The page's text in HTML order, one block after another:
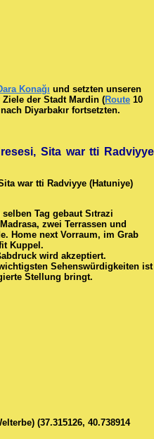
Konağı und setzten unseren
der Stadt Mardin (Route 10
Diyarbakır fortsetzten.
Sita war tti Radviyye
war tti Radviyye (Hatuniye)
Tag gebaut Sıtrazi
zwei Terrassen und
Home next Vorraum, im Grab
Kuppel.
wird akzeptiert.
Sehenswürdigkeiten ist
Stellung bringt.
(37.315126, 40.738914